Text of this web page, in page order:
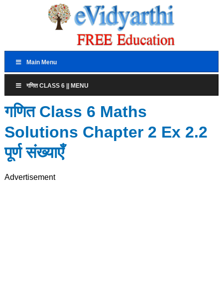
Main Menu
गणित CLASS 6 || MENU
गणित Class 6 Maths
Solutions Chapter 2 Ex 2.2
पूर्ण संख्याएँ
Advertisement